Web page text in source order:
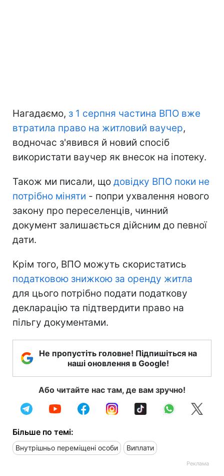
Нагадаємо, з 1 серпня частина ВПО вже
втратила право на житловий ваучер,
водночас з'явився й новий спосіб
використати ваучер як внесок на іпотеку.
Також ми писали, що довідку ВПО поки не
потрібно міняти - попри ухвалення нового
закону про переселенців, чинний
документ залишається дійсним до певної
дати.
Крім того, ВПО можуть скористатись
податковою знижкою за оренду житла
для цього потрібно подати податкову
декларацію та підтвердити право на
пільгу документами.
Не пропустіть головне! Підпишіться на
наші оновлення в Google!
Або читайте нас там, де вам зручно!
Більше по темі:
Внутрішньо переміщені особи Виплати